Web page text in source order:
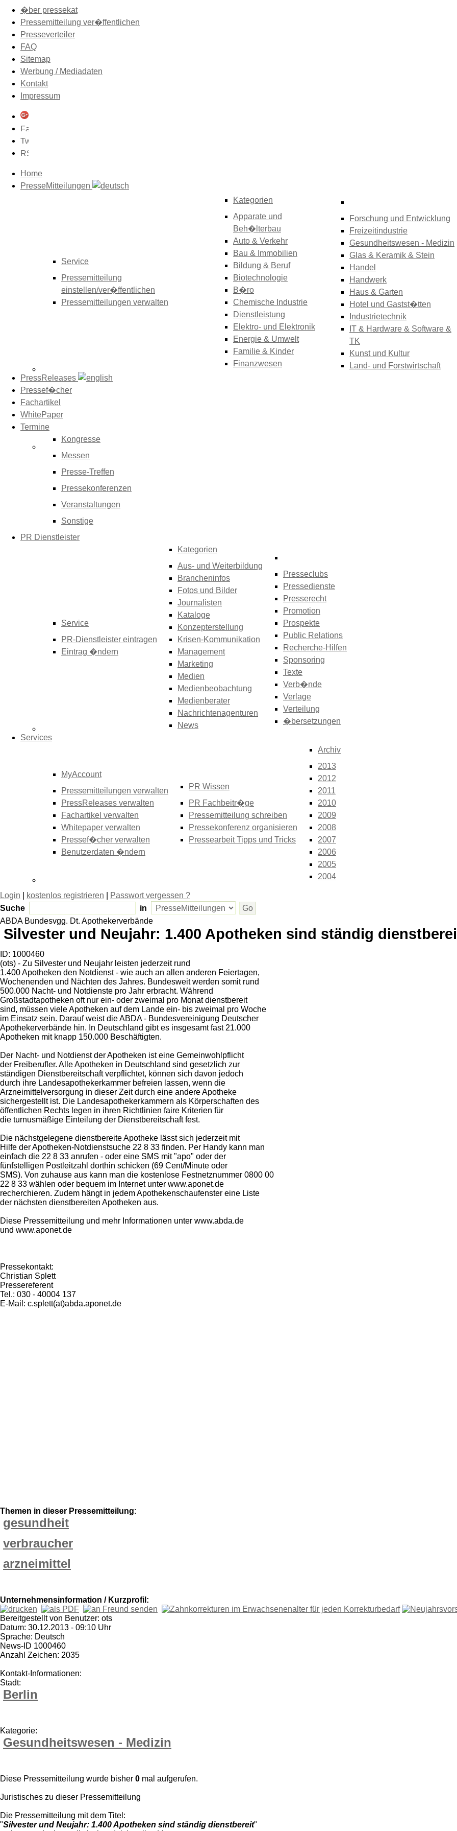
�ber pressekat
Pressemitteilung ver�ffentlichen
Presseverteiler
FAQ
Sitemap
Werbung / Mediadaten
Kontakt
Impressum
Home
PresseMitteilungen
Service
Pressemitteilung
einstellen/ver�ffentlichen
Pressemitteilungen verwalten
Kategorien
Apparate und
Beh�lterbau
Auto & Verkehr
Bau & Immobilien
Bildung & Beruf
Biotechnologie
B�ro
Chemische Industrie
Dienstleistung
Elektro- und Elektronik
Energie & Umwelt
Familie & Kinder
Finanzwesen
Forschung und Entwicklung
Freizeitindustrie
Gesundheitswesen - Medizin
Glas & Keramik & Stein
Handel
Handwerk
Haus & Garten
Hotel und Gastst�tten
Industrietechnik
IT & Hardware & Software &
TK
Kunst und Kultur
Land- und Forstwirtschaft
PressReleases
Pressef�cher
Fachartikel
WhitePaper
Termine
Kongresse
Messen
Presse-Treffen
Pressekonferenzen
Veranstaltungen
Sonstige
PR Dienstleister
Service
PR-Dienstleister eintragen
Eintrag �ndern
Kategorien
Aus- und Weiterbildung
Brancheninfos
Fotos und Bilder
Journalisten
Kataloge
Konzepterstellung
Krisen-Kommunikation
Management
Marketing
Medien
Medienbeobachtung
Medienberater
Nachrichtenagenturen
News
Presseclubs
Pressedienste
Presserecht
Promotion
Prospekte
Public Relations
Recherche-Hilfen
Sponsoring
Texte
Verb�nde
Verlage
Verteilung
�bersetzungen
Services
MyAccount
Pressemitteilungen verwalten
PressReleases verwalten
Fachartikel verwalten
Whitepaper verwalten
Pressef�cher verwalten
Benutzerdaten �ndern
PR Wissen
PR Fachbeitr�ge
Pressemitteilung schreiben
Pressekonferenz organisieren
Pressearbeit Tipps und Tricks
Archiv
2013
2012
2011
2010
2009
2008
2007
2006
2005
2004
Login kostenlos registrieren
Passwort vergessen ?
Suche
in
ABDA Bundesvgg. Dt. Apothekerverbände
Silvester und Neujahr: 1.400 Apotheken sind ständig
ID: 1000460
(ots) - Zu Silvester und Neujahr leisten jederzeit rund
1.400 Apotheken den Notdienst - wie auch an allen anderen Feiertagen,
Wochenenden und Nächten des Jahres. Bundesweit werden somit rund
500.000 Nacht- und Notdienste pro Jahr erbracht. Während
Großstadtapotheken oft nur ein- oder zweimal pro Monat dienstbereit
sind, müssen viele Apotheken auf dem Lande ein- bis zweimal pro Woche
im Einsatz sein. Darauf weist die ABDA - Bundesvereinigung Deutscher
Apothekerverbände hin. In Deutschland gibt es insgesamt fast 21.000
Apotheken mit knapp 150.000 Beschäftigten.
Der Nacht- und Notdienst der Apotheken ist eine Gemeinwohlpflicht
der Freiberufler. Alle Apotheken in Deutschland sind gesetzlich zur
ständigen Dienstbereitschaft verpflichtet, können sich davon jedoch
durch ihre Landesapothekerkammer befreien lassen, wenn die
Arzneimittelversorgung in dieser Zeit durch eine andere Apotheke
sichergestellt ist. Die Landesapothekerkammern als Körperschaften des
öffentlichen Rechts legen in ihren Richtlinien faire Kriterien für
die turnusmäßige Einteilung der Dienstbereitschaft fest.
Die nächstgelegene dienstbereite Apotheke lässt sich jederzeit mit
Hilfe der Apotheken-Notdienstsuche 22 8 33 finden. Per Handy kann man
einfach die 22 8 33 anrufen - oder eine SMS mit "apo" oder der
fünfstelligen Postleitzahl dorthin schicken (69 Cent/Minute oder
SMS). Von zuhause aus kann man die kostenlose Festnetznummer 0800 00
22 8 33 wählen oder bequem im Internet unter www.aponet.de
recherchieren. Zudem hängt in jedem Apothekenschaufenster eine Liste
der nächsten dienstbereiten Apotheken aus.
Diese Pressemitteilung und mehr Informationen unter www.abda.de
und www.aponet.de
Pressekontakt:
Christian Splett
Pressereferent
Tel.: 030 - 40004 137
E-Mail: c.splett(at)abda.aponet.de
Themen in dieser Pressemitteilung:
gesundheit
verbraucher
arzneimittel
Unternehmensinformation / Kurzprofil:
Bereitgestellt von Benutzer: ots
Datum: 30.12.2013 - 09:10 Uhr
Sprache: Deutsch
News-ID 1000460
Anzahl Zeichen: 2035
Kontakt-Informationen:
Stadt:
Berlin
Kategorie:
Gesundheitswesen - Medizin
Diese Pressemitteilung wurde bisher 0 mal aufgerufen.
Juristisches zu dieser Pressemitteilung
Die Pressemitteilung mit dem Titel:
"Silvester und Neujahr: 1.400 Apotheken sind ständig dienstbereit"